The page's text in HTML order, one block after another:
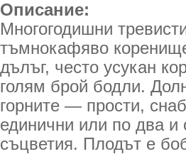
Описание:
Многогодишни
тъмнокафяво
дълъг, често усукан
голям брой бодли.
горните — прости,
единични или по два и
съцветия. Плодът е